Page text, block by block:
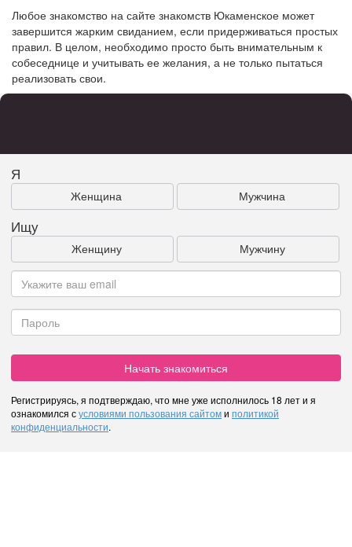
Любое знакомство на сайте знакомств Юкаменское может
завершится жарким свиданием, если придерживаться простых
правил. В целом, необходимо просто быть внимательным к
собеседнице и учитывать ее желания, а не только пытаться
реализовать свои.
Я
Женщина Мужчина
Ищу
Женщину Мужчину
Начать знакомиться
Регистрируясь, я подтверждаю, что мне уже исполнилось 18 лет и я
ознакомился сусловиями пользования сайтоми политикой
конфиденциальности.